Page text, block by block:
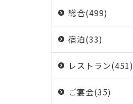
総合(499)
宿泊(33)
レストラン(451)
ご宴会(35)